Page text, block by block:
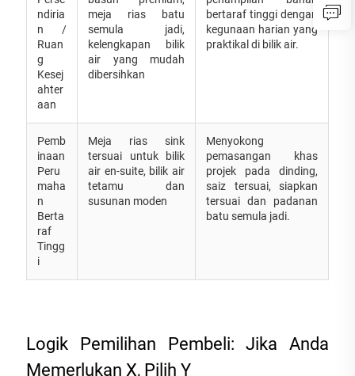
ndiria
n /
Ruan
g
Kesej
ahter
aan
meja rias batu
semula jadi,
kelengkapan bilik
air yang mudah
dibersihkan
bertaraf tinggi dengan
kegunaan harian yang
praktikal di bilik air.
Pemb
inaan
Peru
maha
n
Berta
raf
Tingg
i
Meja rias sink
tersuai untuk bilik
air en-suite, bilik air
tetamu dan
susunan moden
Menyokong
pemasangan khas
projek pada dinding,
saiz tersuai, siapkan
tersuai dan padanan
batu semula jadi.
Logik Pemilihan Pembeli: Jika Anda
Memerlukan X, Pilih Y